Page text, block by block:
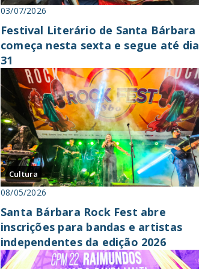
03/07/2026
Festival Literário de Santa Bárbara
começa nesta sexta e segue até dia
31
Cultura
08/05/2026
Santa Bárbara Rock Fest abre
inscrições para bandas e artistas
independentes da edição 2026